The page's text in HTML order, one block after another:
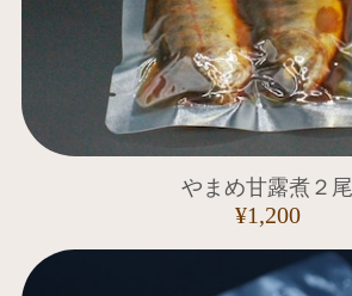
やまめ甘露煮２尾
¥1,200